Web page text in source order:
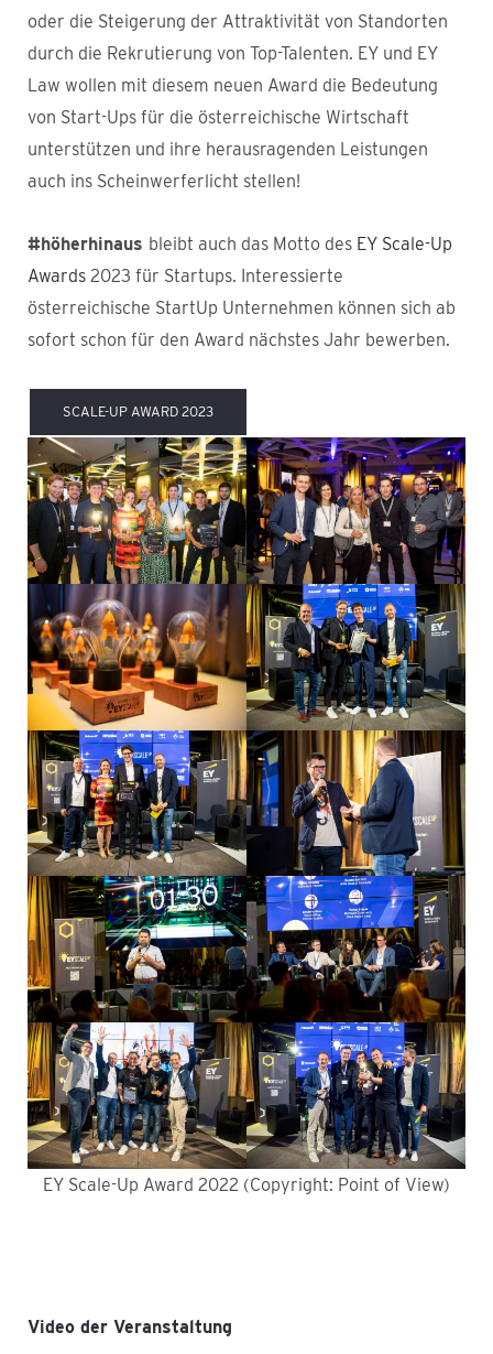
oder die Steigerung der Attraktivität von Standorten
durch die Rekrutierung von Top-Talenten. EY und EY
Law wollen mit diesem neuen Award die Bedeutung
von Start-Ups für die österreichische Wirtschaft
unterstützen und ihre herausragenden Leistungen
auch ins Scheinwerferlicht stellen!
#höherhinaus bleibt auch das Motto des EY Scale-Up
Awards 2023 für Startups. Interessierte
österreichische StartUp Unternehmen können sich ab
sofort schon für den Award nächstes Jahr bewerben.
SCALE-UP AWARD 2023
EY Scale-Up Award 2022 (Copyright: Point of View)
Video der Veranstaltung